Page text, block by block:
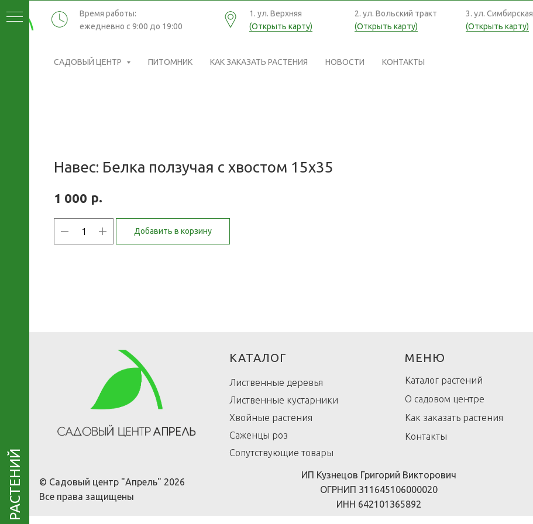
Время работы:
ежедневно с 9:00 до 19:00
1. ул. Верхняя
(Открыть карту)
2. ул. Вольский тракт
(Открыть карту)
3. ул. Симбирская
(Открыть карту)
САДОВЫЙ ЦЕНТР ПИТОМНИК КАК ЗАКАЗАТЬ РАСТЕНИЯ НОВОСТИ КОНТАКТЫ
Навес: Белка ползучая с хвостом 15х35
1 000 р.
Добавить в корзину
КАТАЛОГ
Лиственные деревья
Лиственные кустарники
Хвойные растения
Саженцы роз
Сопутствующие товары
МЕНЮ
Каталог растений
О садовом центре
Как заказать растения
Контакты
© Садовый центр "Апрель" 2026
Все права защищены
ИП Кузнецов Григорий Викторович
ОГРНИП 311645106000020
ИНН 642101365892